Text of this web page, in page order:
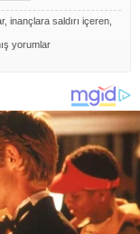
inançlara saldırı içeren,
yorumlar